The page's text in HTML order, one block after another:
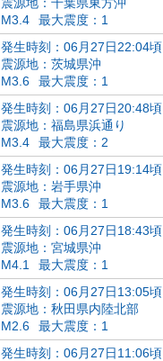
M3.4
最大震度：1
発生時刻：06月27日22:04頃
震源地：茨城県沖
M3.6
最大震度：1
発生時刻：06月27日20:48頃
震源地：福島県浜通り
M3.4
最大震度：2
発生時刻：06月27日19:14頃
震源地：岩手県沖
M3.6
最大震度：1
発生時刻：06月27日18:43頃
震源地：宮城県沖
M4.1
最大震度：1
発生時刻：06月27日13:05頃
震源地：秋田県内陸北部
M2.6
最大震度：1
発生時刻：06月27日11:06頃